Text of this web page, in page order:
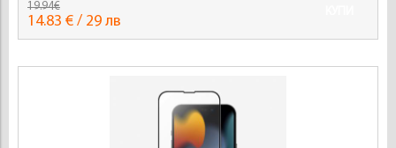
19.94€
14.83 € / 29 лв